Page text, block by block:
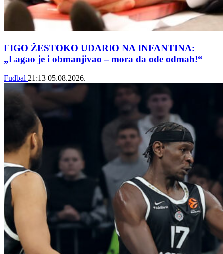
FIGO ŽESTOKO UDARIO NA INFANTINA:
„Lagao je i obmanjivao – mora da ode odmah!“
Fudbal 21:13 05.08.2026.